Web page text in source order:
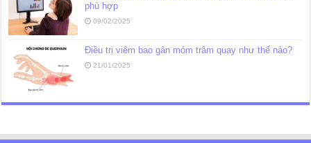
phù hợp
09/02/2025
Điều trị viêm bao gân mỏm trâm quay như thế nào?
21/01/2025